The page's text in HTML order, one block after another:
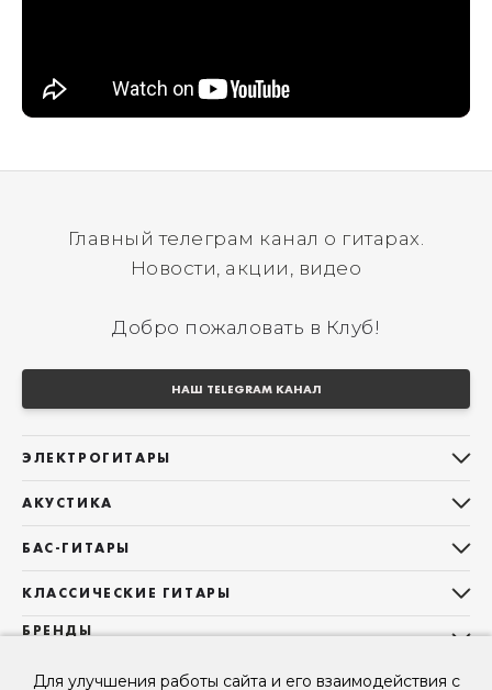
Для улучшения работы сайта и его взаимодействия с
Главный телеграм канал о гитарах.
Новости, акции, видео
Добро пожаловать в Клуб!
НАШ TELEGRAM КАНАЛ
ЭЛЕКТРОГИТАРЫ
Telecaster
Les Paul
Superstrat
АКУСТИКА
Фолки (ОМ, 000, 00)
Гранд Аудиториум
Б/У, уцененные гитары
БАС-ГИТАРЫ
Precision Bass
КЛАССИЧЕСКИЕ ГИТАРЫ
Все классические гитары
Б/У, уцененные гитары
БРЕНДЫ
Sigma Guitars